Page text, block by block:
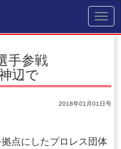
手参戦
辺で
2018年01月01日号
点にしたプロレス団体